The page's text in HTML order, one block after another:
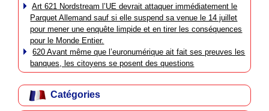
Art 621 Nordstream l’UE devrait attaquer immédiatement le
Parquet Allemand sauf si elle suspend sa venue le 14 juillet
pour mener une enquête limpide et en tirer les conséquences
pour le Monde Entier.
620 Avant même que l’euronumérique ait fait ses preuves les
banques, les citoyens se posent des questions
Catégories